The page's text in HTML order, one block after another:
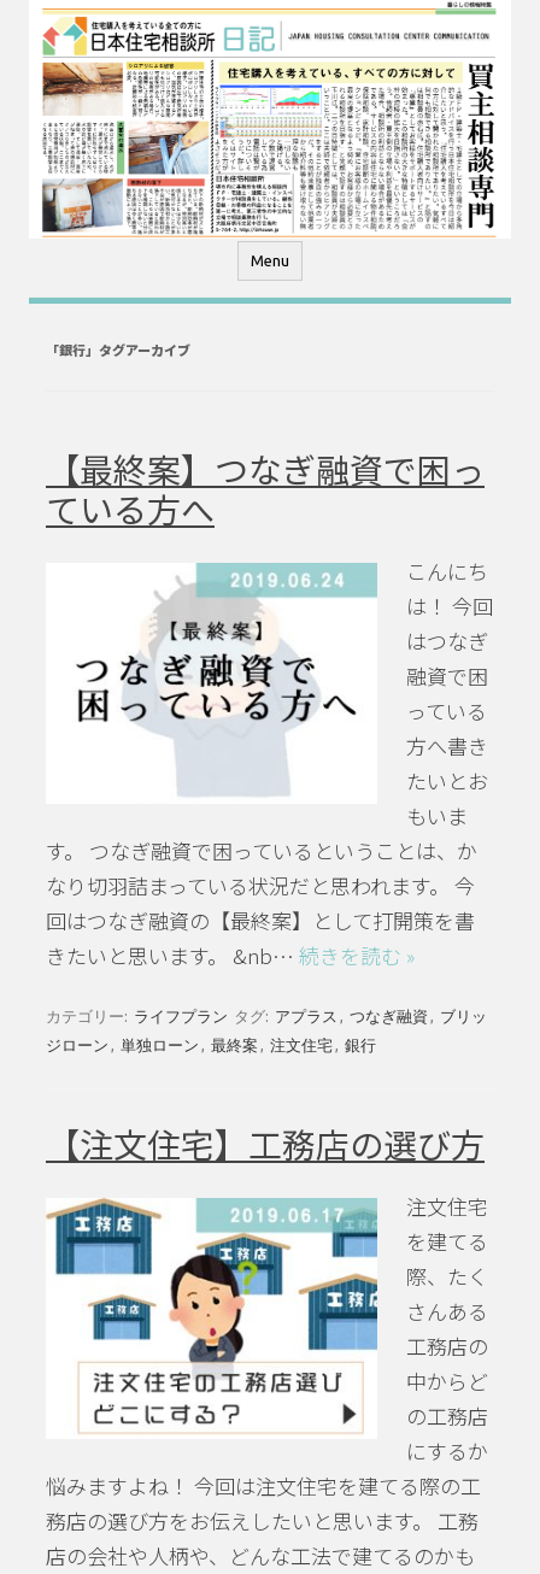
コ
テ
ン
ツ
へ
ス
キ
ッ
プ
Menu
「銀行」タグアーカイブ
【最終案】つなぎ融資で困っ
ている方へ
こんにち
は！ 今回
はつなぎ
融資で困
っている
方へ書き
たいとお
もいま
す。 つなぎ融資で困っているということは、か
なり切羽詰まっている状況だと思われます。 今
回はつなぎ融資の【最終案】として打開策を書
きたいと思います。 &nb… 続きを読む »
カテゴリー: ライフプラン タグ: アプラス , つなぎ融資 , ブリッ
ジローン , 単独ローン , 最終案 , 注文住宅, 銀行
【注文住宅】工務店の選び方
注文住宅
を建てる
際、たく
さんある
工務店の
中からど
の工務店
にするか
悩みますよね！ 今回は注文住宅を建てる際の工
務店の選び方をお伝えしたいと思います。 工務
店の会社や人柄や、どんな工法で建てるのかも